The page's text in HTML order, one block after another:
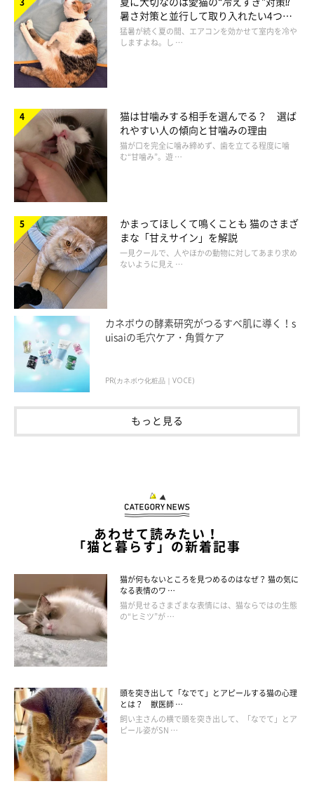
飼い主さんとの「鼻チュー」は信頼の証♡
飼い主さんとの間にしっかりと信頼関係が築けている
いのかもしれませんね♪
暑さ対策と並行して取り入れたい4つの
工夫
猛暑が続く夏の間、エアコンを効かせて室内を冷や
しますよね。し …
猫は甘噛みする相手を選んでる？ 選ば
れやすい人の傾向と甘噛みの理由
猫が口を完全に噛み締めず、歯を立てる程度に噛
む“甘噛み”。遊 …
かまってほしくて鳴くことも 猫のさまざ
まな「甘えサイン」を解説
一見クールで、人やほかの動物に対してあまり求め
ないように見え …
カネボウの酵素研究がつるすべ肌に導く！s
uisaiの毛穴ケア・角質ケア
PR(カネボウ化粧品｜VOCE)
もっと見る
あわせて読みたい！
「猫と暮らす」の新着記事
猫が何もないところを見つめるのはなぜ？ 猫の気に
なる表情のワ …
猫が見せるさまざまな表情には、猫ならではの生態
の“ヒミツ”が …
頭を突き出して「なでて」とアピールする猫の心理
とは？ 獣医師 …
飼い主さんの横で頭を突き出して、「なでて」とア
ピール姿がSN …